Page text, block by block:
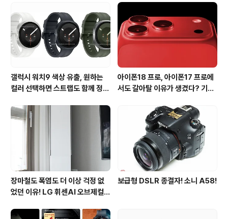
갤럭시 워치9 색상 유출, 원하는
컬러 선택하면 스트랩도 함께 정해
아이폰18 프로, 아이폰17 프로에
서도 갈아탈 이유가 생겼다? 기대
장마철도 폭염도 더 이상 걱정 없
었던 이유! LG 휘센AI 오브제컬렉
사용 후기
보급형 DSLR 종결자! 소니 A58!